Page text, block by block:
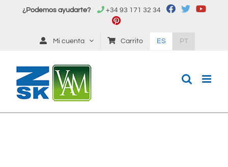
¿Podemos ayudarte? +34 93 171 32 34
Mi cuenta Carrito ES PT